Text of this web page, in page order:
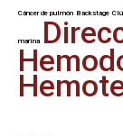
Cáncer de pulmón Backstage
marina